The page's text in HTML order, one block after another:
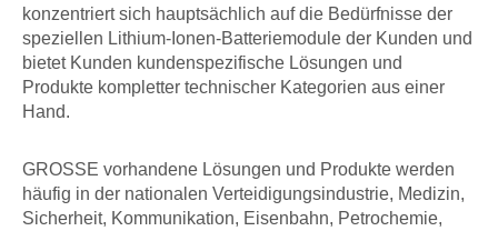
konzentriert sich hauptsächlich auf die Bedürfnisse der
speziellen Lithium-Ionen-Batteriemodule der Kunden und
bietet Kunden kundenspezifische Lösungen und
Produkte kompletter technischer Kategorien aus einer
Hand.
GROSSE vorhandene Lösungen und Produkte werden
häufig in der nationalen Verteidigungsindustrie, Medizin,
Sicherheit, Kommunikation, Eisenbahn, Petrochemie,